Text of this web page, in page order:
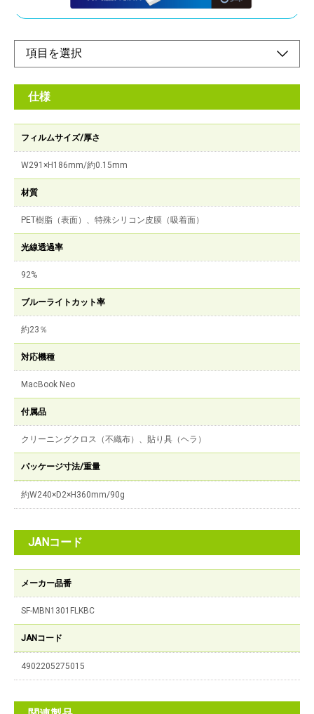
オンラインショップ
仕様
フィルムサイズ/厚さ
W291×H186mm/約0.15mm
材質
PET樹脂（表面）、特殊シリコン皮膜（吸着面）
光線透過率
92%
ブルーライトカット率
約23％
対応機種
MacBook Neo
付属品
クリーニングクロス（不織布）、貼り具（ヘラ）
パッケージ寸法/重量
約W240×D2×H360mm/90g
JANコード
メーカー品番
SF-MBN1301FLKBC
JANコード
4902205275015